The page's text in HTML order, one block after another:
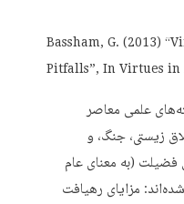
Bassham, G. (2013)
Pitfalls”, In Virtues
علمی معاصر
زیستی، جنگ، و
(به معنای عام
مزایای رهیافت